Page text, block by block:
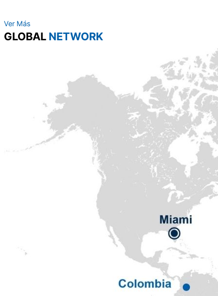
Ver Más
GLOBAL NETWORK